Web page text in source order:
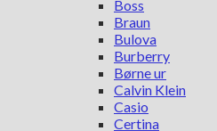
Boss
Braun
Bulova
Burberry
Børne ur
Calvin Klein
Casio
Certina